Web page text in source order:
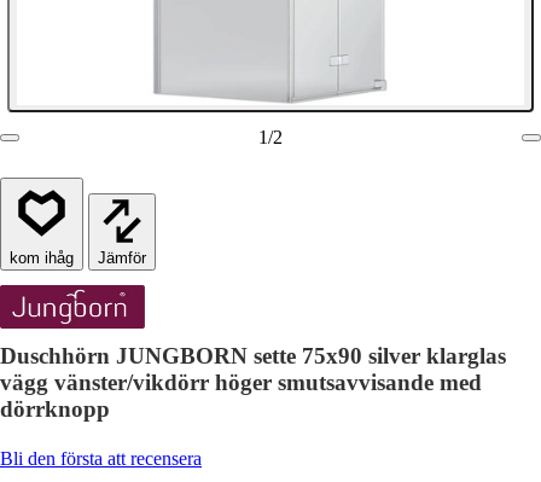
1/2
Jämför
Duschhörn JUNGBORN sette 75x90 silver klarglas
vägg vänster/vikdörr höger smutsavvisande med
dörrknopp
Bli den första att recensera